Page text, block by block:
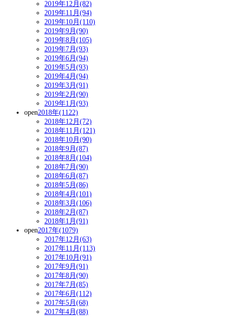
2019年12月(82)
2019年11月(94)
2019年10月(110)
2019年9月(90)
2019年8月(105)
2019年7月(93)
2019年6月(94)
2019年5月(93)
2019年4月(94)
2019年3月(91)
2019年2月(90)
2019年1月(93)
open2018年(1122)
2018年12月(72)
2018年11月(121)
2018年10月(90)
2018年9月(87)
2018年8月(104)
2018年7月(90)
2018年6月(87)
2018年5月(86)
2018年4月(101)
2018年3月(106)
2018年2月(87)
2018年1月(91)
open2017年(1079)
2017年12月(63)
2017年11月(113)
2017年10月(91)
2017年9月(91)
2017年8月(90)
2017年7月(85)
2017年6月(112)
2017年5月(68)
2017年4月(88)